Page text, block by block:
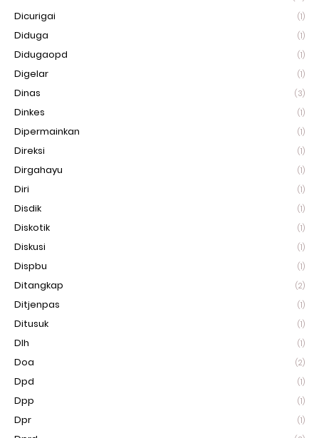
Dicurigai (1)
Diduga (1)
Didugaopd (1)
Digelar (1)
Dinas (3)
Dinkes (1)
Dipermainkan (1)
Direksi (1)
Dirgahayu (1)
Diri (1)
Disdik (1)
Diskotik (1)
Diskusi (1)
Dispbu (1)
Ditangkap (2)
Ditjenpas (1)
Ditusuk (1)
Dlh (1)
Doa (2)
Dpd (1)
Dpp (1)
Dpr (1)